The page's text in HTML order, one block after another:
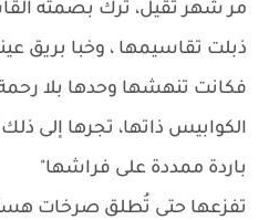
مر شهر ثقيل، ترك بصمته
ذبلت تقاسيمها ، وخبا بريق
فكانت تنهشها وحدها بلا
الكوابيس ذاتها، تجرها إلى
باردة ممددة على فراشها"
تفزعها حتى تُطلق صرخات